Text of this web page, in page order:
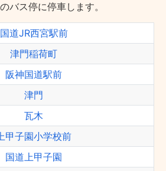
バス停に停車します。
国道JR西宮駅前
津門稲荷町
阪神国道駅前
津門
瓦木
甲子園小学校前
国道上甲子園